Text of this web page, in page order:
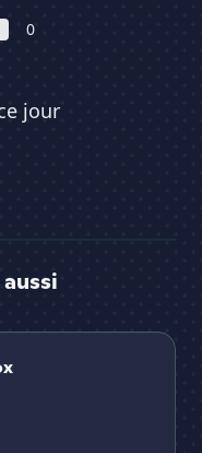
0
jour